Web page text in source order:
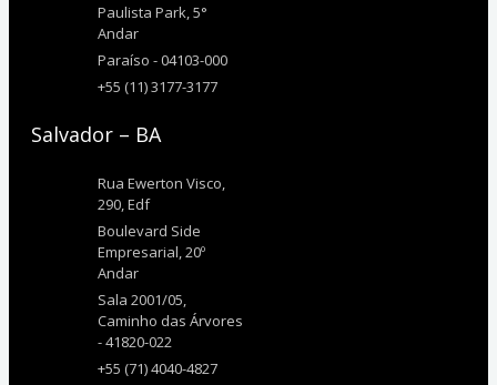
Paulista Park, 5°
Andar
Paraíso - 04103-000
+55 (11) 3177-3177
Salvador – BA
Rua Ewerton Visco,
290, Edf
Boulevard Side
Empresarial, 20º
Andar
Sala 2001/05,
Caminho das Árvores
- 41820-022
+55 (71) 4040-4827